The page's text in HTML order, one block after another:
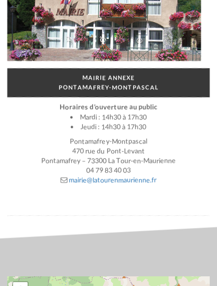
MAIRIE ANNEXE
PONTAMAFREY-MONTPASCAL
Horaires d’ouverture au public
Mardi : 14h30 à 17h30
Jeudi : 14h30 à 17h30
Pontamafrey-Montpascal
470 rue du Pont-Levant
Pontamafrey – 73300 La Tour-en-Maurienne
04 79 83 40 03
mairie@latourenmaurienne.fr